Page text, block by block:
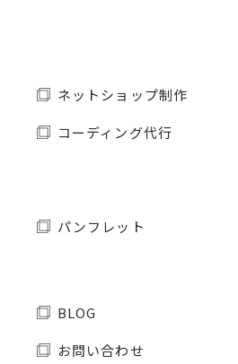
ネットショップ制作
コーディング代行
パンフレット
BLOG
お問い合わせ